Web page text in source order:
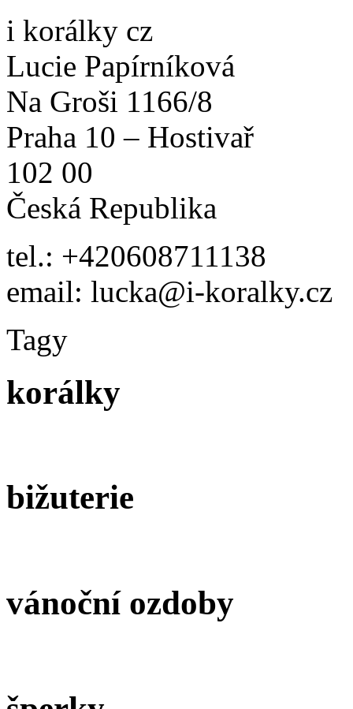
i korálky cz
Lucie Papírníková
Na Groši 1166/8
Praha 10 – Hostivař
102 00
Česká Republika
tel.: +420608711138
email: lucka@i-koralky.cz
Tagy
korálky
bižuterie
vánoční ozdoby